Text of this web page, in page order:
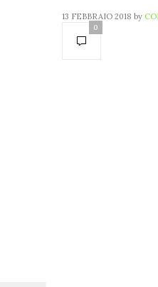
13 FEBBRAIO 2018 by
0